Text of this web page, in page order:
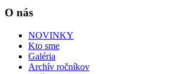
O nás
NOVINKY
Kto sme
Galéria
Archív ročníkov